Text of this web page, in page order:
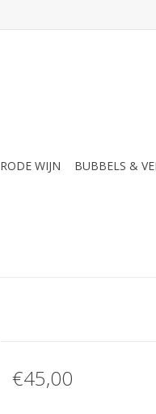
RODE WIJN BUBBELS &
€45,00